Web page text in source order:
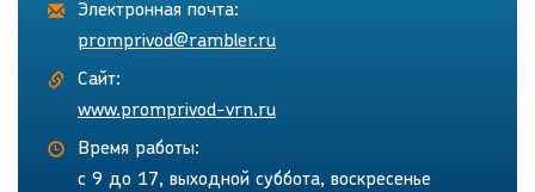
Электронная почта:
promprivod@rambler.ru
Сайт:
www.promprivod-vrn.ru
Время работы:
с 9 до 17, выходной суббота, воскресенье